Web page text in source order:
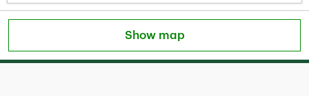
Show map